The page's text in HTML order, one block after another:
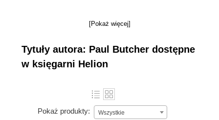
[Pokaż więcej]
Tytuły autora: Paul Butcher dostępne
w księgarni Helion
Pokaż produkty: Wszystkie